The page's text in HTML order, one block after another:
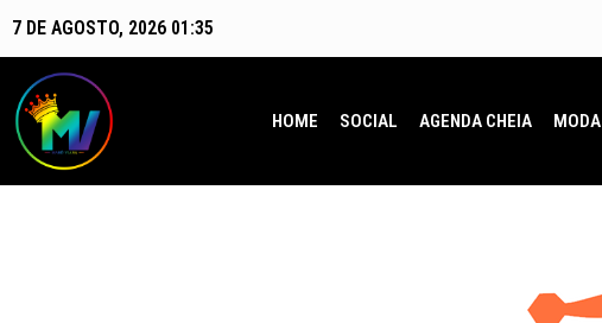
7 DE AGOSTO, 2026 01:35
HOME SOCIAL AGENDA CHEIA MODA